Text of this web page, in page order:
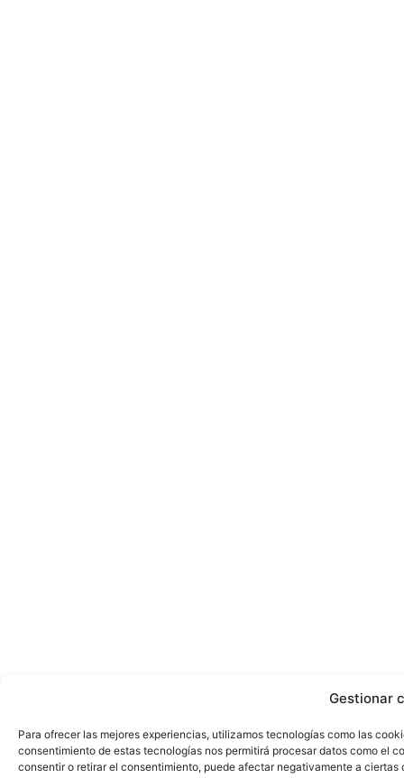
Gestionar
Para ofrecer las mejores experiencias, utilizamos tecnologías como las
consentimiento de estas tecnologías nos permitirá procesar datos como el
consentir o retirar el consentimiento, puede afectar negativamente a